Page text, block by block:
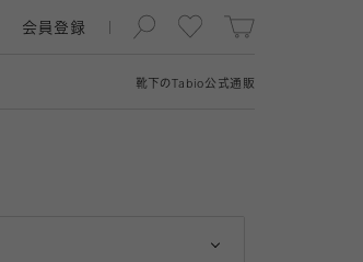
靴下の Tabio公式通販
会員登録